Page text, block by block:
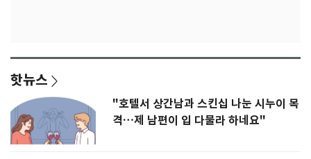
핫뉴스
"호텔서 상간남과 스킨십 나눈 시누이 목
격…제 남편이 입 다물라 하네요"